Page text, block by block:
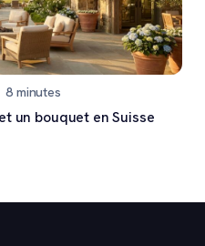
8minutes
un bouquet en Suisse